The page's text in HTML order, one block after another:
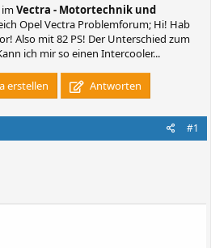
imVectra - Motortechnik und
Opel Vectra Problemforum; Hi! Hab
Also mit 82 PS! Der Unterschied zum
ich mir so einen Intercooler...
erstellen Antworten
#1